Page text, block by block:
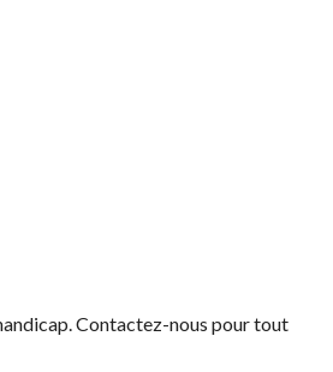
Contactez-nous pour tout